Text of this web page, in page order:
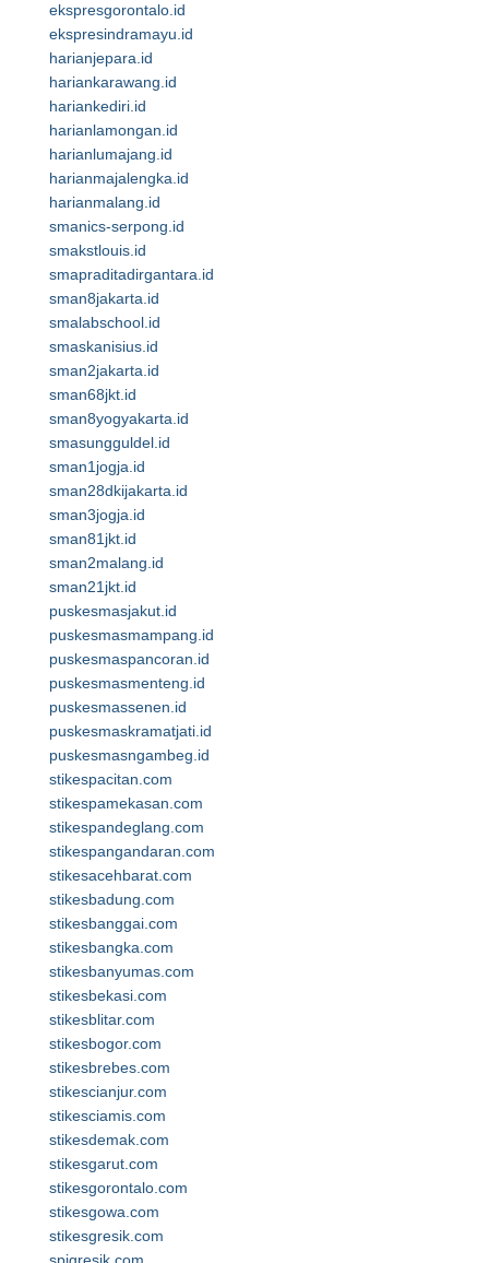
ekspresgorontalo.id
ekspresindramayu.id
harianjepara.id
hariankarawang.id
hariankediri.id
harianlamongan.id
harianlumajang.id
harianmajalengka.id
harianmalang.id
smanics-serpong.id
smakstlouis.id
smapraditadirgantara.id
sman8jakarta.id
smalabschool.id
smaskanisius.id
sman2jakarta.id
sman68jkt.id
sman8yogyakarta.id
smasungguldel.id
sman1jogja.id
sman28dkijakarta.id
sman3jogja.id
sman81jkt.id
sman2malang.id
sman21jkt.id
puskesmasjakut.id
puskesmasmampang.id
puskesmaspancoran.id
puskesmasmenteng.id
puskesmassenen.id
puskesmaskramatjati.id
puskesmasngambeg.id
stikespacitan.com
stikespamekasan.com
stikespandeglang.com
stikespangandaran.com
stikesacehbarat.com
stikesbadung.com
stikesbanggai.com
stikesbangka.com
stikesbanyumas.com
stikesbekasi.com
stikesblitar.com
stikesbogor.com
stikesbrebes.com
stikescianjur.com
stikesciamis.com
stikesdemak.com
stikesgarut.com
stikesgorontalo.com
stikesgowa.com
stikesgresik.com